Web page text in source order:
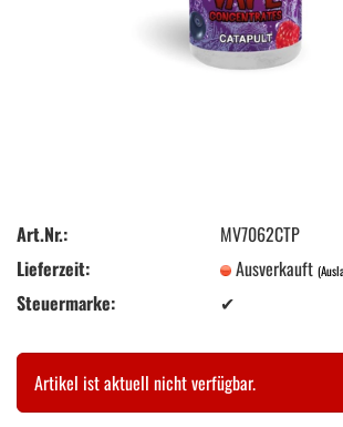
Art.Nr.:
MV7062CTP
Lieferzeit:
Ausverkauft
Steuermarke: ✔
Artikel ist aktuell nicht verfügbar.